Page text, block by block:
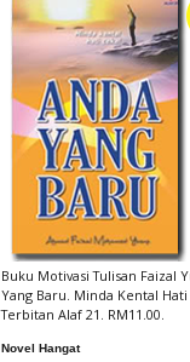
Buku Motivasi Tulisan Faizal
Yang Baru. Minda Kental Hati
Terbitan Alaf 21. RM11.00.
Novel Hangat